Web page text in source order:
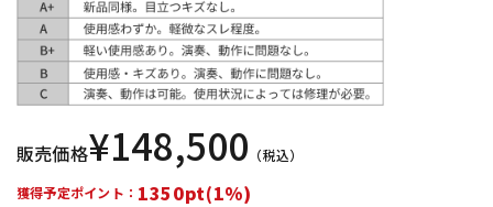
販売価格¥148,500 （税込）
獲得予定ポイント： 1350pt(1%)